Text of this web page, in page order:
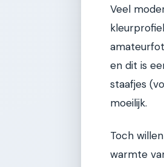
Veel
en dit is
staafjes
moeilijk.
Toch
warmte